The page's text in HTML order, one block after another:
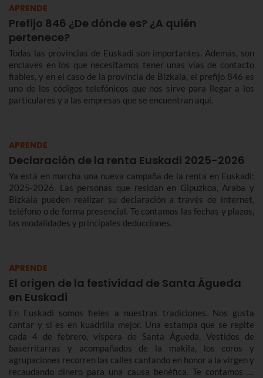
APRENDE
Prefijo 846 ¿De dónde es? ¿A quién
pertenece?
Todas las provincias de Euskadi son importantes. Además, son
enclaves en los que necesitamos tener unas vías de contacto
fiables, y en el caso de la provincia de Bizkaia, el prefijo 846 es
uno de los códigos telefónicos que nos sirve para llegar a los
particulares y a las empresas que se encuentran aquí.
APRENDE
Declaración de la renta Euskadi 2025-2026
Ya está en marcha una nueva campaña de la renta en Euskadi:
2025-2026. Las personas que residan en Gipuzkoa, Araba y
Bizkaia pueden realizar su declaración a través de internet,
teléfono o de forma presencial. Te contamos las fechas y plazos,
las modalidades y principales deducciones.
APRENDE
El origen de la festividad de Santa Águeda
en Euskadi
En Euskadi somos fieles a nuestras tradiciones. Nos gusta
cantar y si es en kuadrilla mejor. Una estampa que se repite
cada 4 de febrero, víspera de Santa Águeda. Vestidos de
baserritarras y acompañados de la makila, los coros y
agrupaciones recorren las calles cantando en honor a la virgen y
recaudando dinero para una causa benéfica. Te contamos la